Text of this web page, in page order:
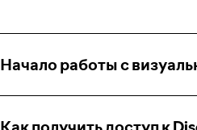
Начало работы с
Начало работы с